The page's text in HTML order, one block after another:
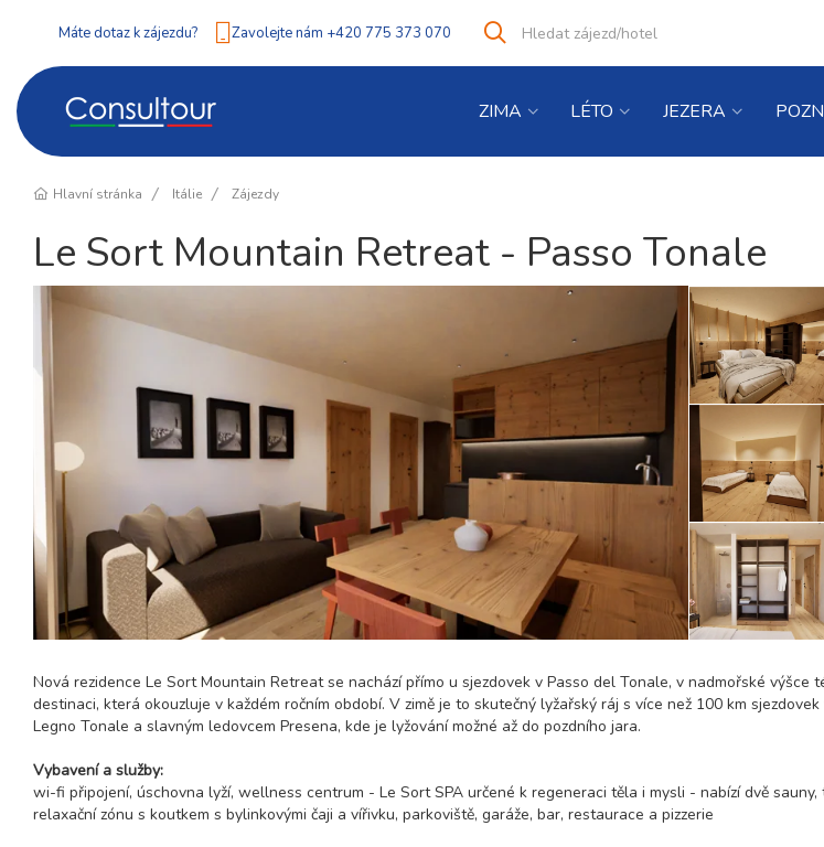
Máte dotaz k zájezdu? Zavolejte nám +420 775 373 070
co
Vyhledat
ZIMA LÉTO JEZERA
Hlavní stránka Itálie Zájezdy
Le Sort Mountain Retreat - Passo Tonale
Nová rezidence Le Sort Mountain Retreat se nachází přímo u sjezdovek v Passo del Tonale, v nadmořské výšce
destinaci, která okouzluje v každém ročním období. V zimě je to skutečný lyžařský ráj s více než 100 km
Legno Tonale a slavným ledovcem Presena, kde je lyžování možné až do pozdního jara.
Vybavení a služby:
wi-fi připojení, úschovna lyží, wellness centrum - Le Sort SPA určené k regeneraci těla i mysli - nabízí dvě sauny,
relaxační zónu s koutkem s bylinkovými čaji a vířivku, parkoviště, garáže, bar, restaurace a pizzerie